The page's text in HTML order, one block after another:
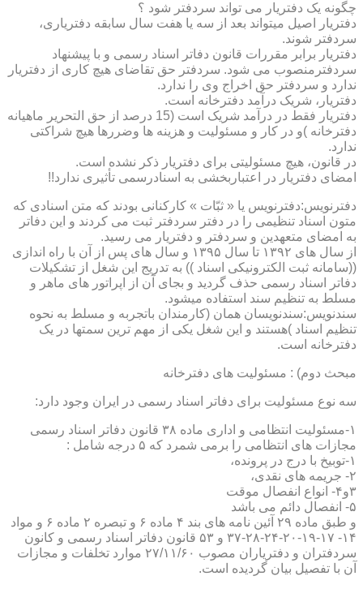
چگونه یک دفتریار می تواند سردفتر شود ؟
دفتریار اصیل میتواند بعد از سه یا هفت سال سابقه دفتریاری،
سردفتر شوند.
دفتریار برابر مقررات قانون دفاتر اسناد رسمی و با پیشنهاد
سردفترمنصوب می شود. سردفتر حق تقاضای هیچ کاری از دفتریار
ندارد و سردفتر حق اخراج وی را ندارد.
دفتریار، شریک درآمد دفترخانه است.
دفتریار فقط در درآمد شریک است (15 درصد از حق التحریر ماهیانه
دفترخانه )و در کار و مسئولیت و هزینه ها وضررها هیچ شراکتی
ندارد.
در قانون، هیچ مسئولیتی برای دفتریار ذکر نشده است.
امضای دفتریار در اعتباربخشی به اسنادرسمی تأثیری ندارد!!
دفترنویس:دفترنویس یا « ثبّات » کارکنانی بودند که متن اسنادی که
متون اسناد تنظیمی را در دفتر سردفتر ثبت می کردند و این دفاتر
به امضای متعهدین و سردفتر و دفتریار می رسید.
از سال های ۱۳۹۲ تا سال ۱۳۹۵ و سال های پس از آن با راه اندازی
((سامانه ثبت الکترونیکی اسناد )) به تدریج این شغل از تشکیلات
دفاتر اسناد رسمی حذف گردید و بجای آن از اپراتور های ماهر و
مسلط به تنظیم سند استفاده میشود.
سندنویس:سندنویسان همان (کارمندان باتجربه و مسلط به نحوه
تنظیم اسناد )هستند و این شغل یکی از مهم ترین سمتها در یک
دفترخانه است.
مبحث دوم) : مسئولیت های دفترخانه
سه نوع مسئولیت برای دفاتر اسناد رسمی در ایران وجود دارد:
۱-مسئولیت انتظامی و اداری ماده ۳۸ قانون دفاتر اسناد رسمی
مجازات های انتظامی را برمی شمرد که ۵ درجه شامل :
۱-توبیخ با درج در پرونده،
۲- جریمه های نقدی،
۳و۴- انواع انفصال موقت
۵- انفصال دائم می باشد
و طبق ماده ۲۹ آئین نامه های بند ۴ ماده ۶ و تبصره ۲ ماده ۶ و مواد
۱۴- ۱۷-۱۹-۲۰-۲۴-۲۸-۳۷ و ۵۳ قانون دفاتر اسناد رسمی و کانون
سردفتران و دفتریاران مصوب ۲۷/۱۱/۶۰ موارد تخلفات و مجازات
آن با تفصیل بیان گردیده است.